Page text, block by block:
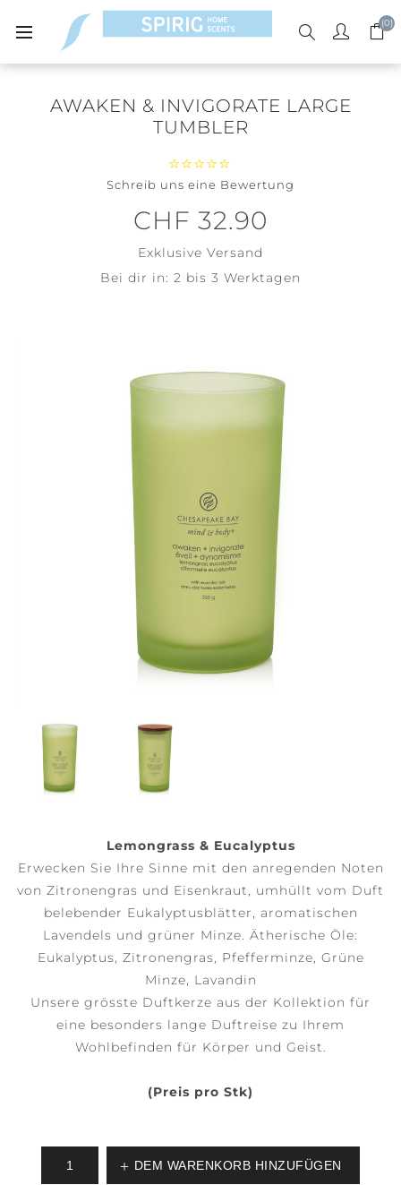
(0)
AWAKEN & INVIGORATE LARGE
TUMBLER
Schreib uns eine Bewertung
CHF 32.90
Exklusive Versand
Bei dir in: 2 bis 3 Werktagen
Lemongrass & Eucalyptus
Erwecken Sie Ihre Sinne mit den anregenden Noten
von Zitronengras und Eisenkraut, umhüllt vom Duft
belebender Eukalyptusblätter, aromatischen
Lavendels und grüner Minze. Ätherische Öle:
Eukalyptus, Zitronengras, Pfefferminze, Grüne
Minze, Lavandin
Unsere grösste Duftkerze aus der Kollektion für
eine besonders lange Duftreise zu Ihrem
Wohlbefinden für Körper und Geist.
(Preis pro Stk)
DEM WARENKORB HINZUFÜGEN